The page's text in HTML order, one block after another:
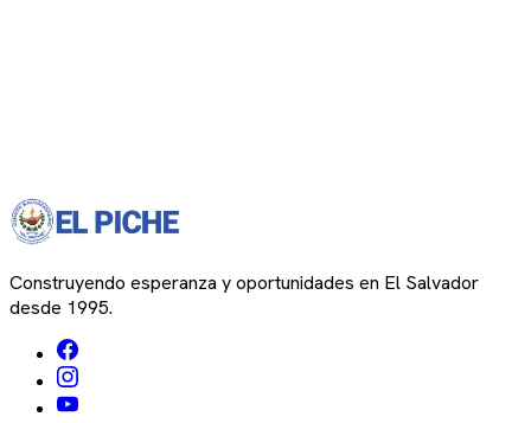
Construyendo esperanza y oportunidades en El Salvador
desde 1995.